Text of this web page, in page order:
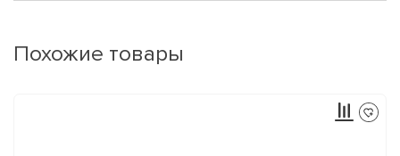
Похожие товары